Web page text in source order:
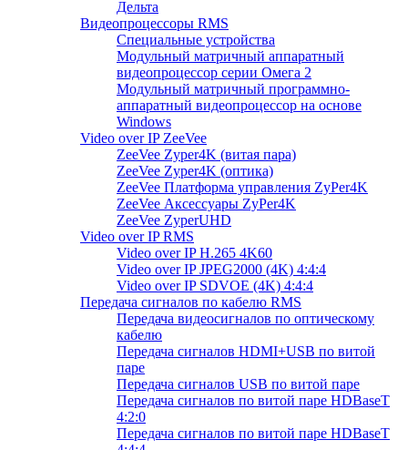
Дельта
Видеопроцессоры RMS
Специальные устройства
Модульный матричный аппаратный
видеопроцессор серии Омега 2
Модульный матричный программно-
аппаратный видеопроцессор на основе
Windows
Video over IP ZeeVee
ZeeVee Zyper4K (витая пара)
ZeeVee Zyper4K (оптика)
ZeeVee Платформа управления ZyPer4K
ZeeVee Аксессуары ZyPer4K
ZeeVee ZyperUHD
Video over IP RMS
Video over IP H.265 4K60
Video over IP JPEG2000 (4K) 4:4:4
Video over IP SDVOE (4K) 4:4:4
Передача сигналов по кабелю RMS
Передача видеосигналов по оптическому
кабелю
Передача сигналов HDMI+USB по витой
паре
Передача сигналов USB по витой паре
Передача сигналов по витой паре HDBaseT
4:2:0
Передача сигналов по витой паре HDBaseT